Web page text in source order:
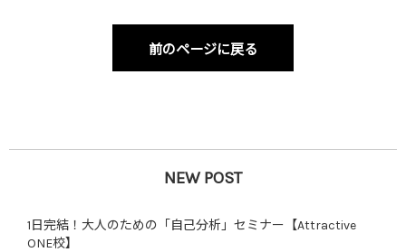
前のページに戻る
NEW POST
1日完結！大人のための「自己分析」セミナー【Attractive
ONE校】